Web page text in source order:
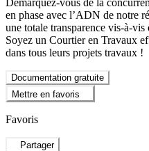
Démarquez-vous de la
en phase avec l’ADN de notre
une totale transparence vis-à-vis
Soyez un Courtier en Travaux
dans tous leurs projets travaux !
Documentation gratuite
Mettre en favoris
Favoris
Partager